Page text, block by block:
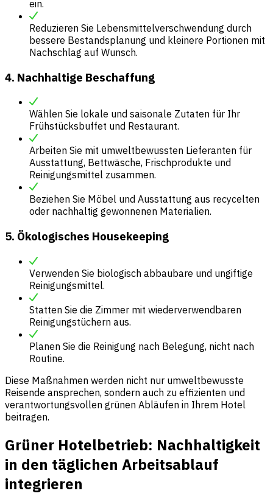
ein.
Reduzieren Sie Lebensmittelverschwendung durch
bessere Bestandsplanung und kleinere Portionen mit
Nachschlag auf Wunsch.
4. Nachhaltige Beschaffung
Wählen Sie lokale und saisonale Zutaten für Ihr
Frühstücksbuffet und Restaurant.
Arbeiten Sie mit umweltbewussten Lieferanten für
Ausstattung, Bettwäsche, Frischprodukte und
Reinigungsmittel zusammen.
Beziehen Sie Möbel und Ausstattung aus recycelten
oder nachhaltig gewonnenen Materialien.
5. Ökologisches Housekeeping
Verwenden Sie biologisch abbaubare und ungiftige
Reinigungsmittel.
Statten Sie die Zimmer mit wiederverwendbaren
Reinigungstüchern aus.
Planen Sie die Reinigung nach Belegung, nicht nach
Routine.
Diese Maßnahmen werden nicht nur umweltbewusste
Reisende ansprechen, sondern auch zu effizienten und
verantwortungsvollen grünen Abläufen in Ihrem Hotel
beitragen.
Grüner Hotelbetrieb: Nachhaltigkeit
in den täglichen Arbeitsablauf
integrieren